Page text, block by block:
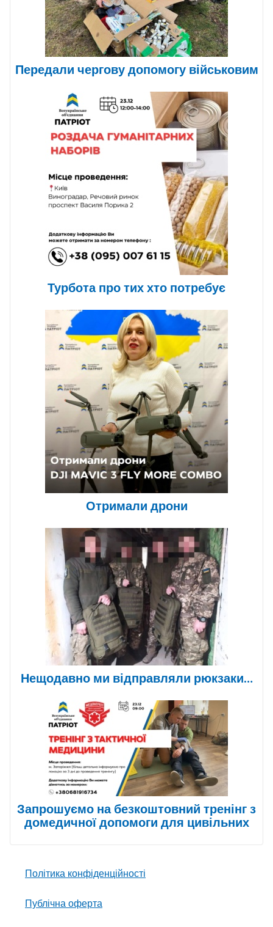
Передали чергову допомогу військовим
Турбота про тих хто потребує
Отримали дрони
Нещодавно ми відправляли рюкзаки…
Запрошуємо на безкоштовний тренінг з
домедичної допомоги для цивільних
Політика конфіденційності
Публічна оферта